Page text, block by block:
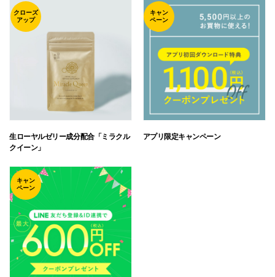
クローズ
アップ
生ローヤルゼリー成分配合「ミラクル
クイーン」
キャン
ペーン
アプリ限定キャンペーン
キャン
ペーン